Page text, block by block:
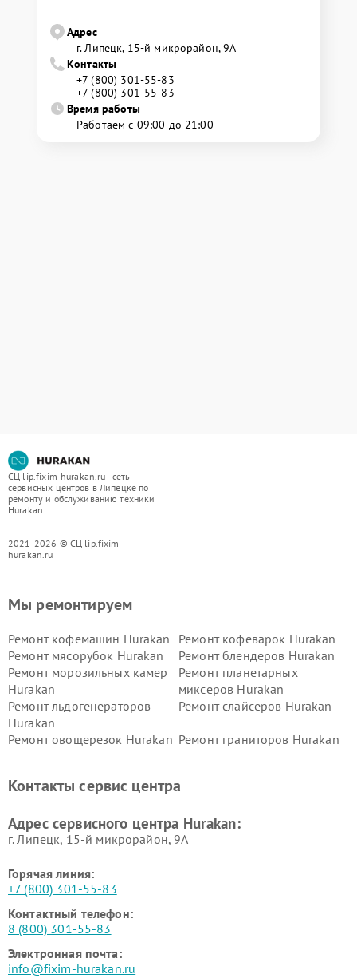
Адрес
г. Липецк, 15-й микрорайон, 9А
Контакты
+7 (800) 301-55-83
+7 (800) 301-55-83
Время работы
Работаем с 09:00 до 21:00
СЦ lip.fixim-hurakan.ru - сеть
сервисных центров в Липецке по
ремонту и обслуживанию техники
Hurakan
2021-2026 © СЦ lip.fixim-
hurakan.ru
Мы ремонтируем
Ремонт кофемашин Hurakan
Ремонт кофеварок Hurakan
Ремонт мясорубок Hurakan
Ремонт блендеров Hurakan
Ремонт морозильных камер
Hurakan
Ремонт планетарных
миксеров Hurakan
Ремонт льдогенераторов
Hurakan
Ремонт слайсеров Hurakan
Ремонт овощерезок Hurakan Ремонт граниторов Hurakan
Hurakan
Контакты сервис центра
Адрес сервисного центра Hurakan:
г. Липецк, 15-й микрорайон, 9А
Горячая линия:
+7 (800) 301-55-83
Контактный телефон:
8 (800) 301-55-83
Электронная почта:
info@fixim-hurakan.ru